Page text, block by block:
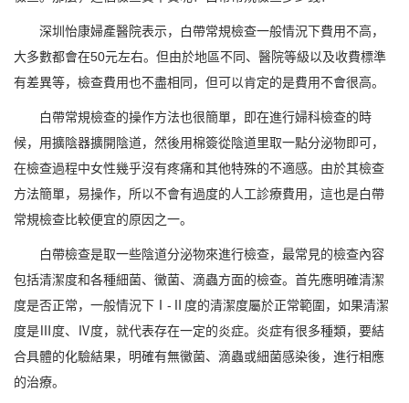
深圳怡康婦產醫院表示，白帶常規檢查一般情況下費用不高，
大多數都會在50元左右。但由於地區不同、醫院等級以及收費標準
有差異等，檢查費用也不盡相同，但可以肯定的是費用不會很高。
白帶常規檢查的操作方法也很簡單，即在進行婦科檢查的時
候，用擴陰器擴開陰道，然後用棉簽從陰道里取一點分泌物即可，
在檢查過程中女性幾乎沒有疼痛和其他特殊的不適感。由於其檢查
方法簡單，易操作，所以不會有過度的人工診療費用，這也是白帶
常規檢查比較便宜的原因之一。
白帶檢查是取一些陰道分泌物來進行檢查，最常見的檢查內容
包括清潔度和各種細菌、黴菌、滴蟲方面的檢查。首先應明確清潔
度是否正常，一般情況下Ⅰ-Ⅱ度的清潔度屬於正常範圍，如果清潔
度是Ⅲ度、Ⅳ度，就代表存在一定的炎症。炎症有很多種類，要結
合具體的化驗結果，明確有無黴菌、滴蟲或細菌感染後，進行相應
的治療。